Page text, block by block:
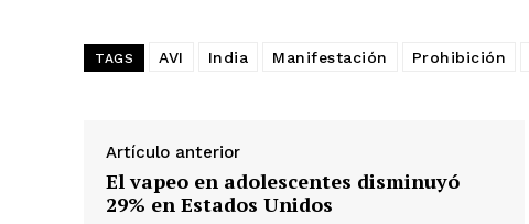
TAGS AVI India Manifestación Prohibición
Artículo anterior
El vapeo en adolescentes disminuyó
29% en Estados Unidos